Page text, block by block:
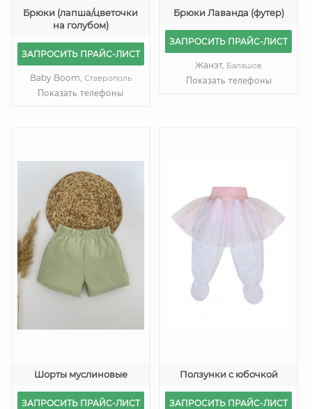
Брюки (лапша/цветочки
на голубом)
ЗАПРОСИТЬ ПРАЙС-ЛИСТ
Baby Boom, Ставрополь
Показать телефоны
Брюки Лаванда (футер)
ЗАПРОСИТЬ ПРАЙС-ЛИСТ
Жанэт, Балашов
Показать телефоны
Шорты муслиновые
ЗАПРОСИТЬ ПРАЙС-ЛИСТ
Ползунки с юбочкой
ЗАПРОСИТЬ ПРАЙС-ЛИСТ